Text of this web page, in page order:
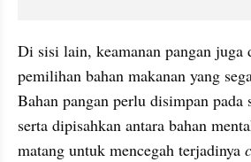
Di sisi lain, keamanan pangan
pemilihan bahan makanan yang
Bahan pangan perlu disimpan pada
serta dipisahkan antara bahan
matang untuk mencegah terjadinya